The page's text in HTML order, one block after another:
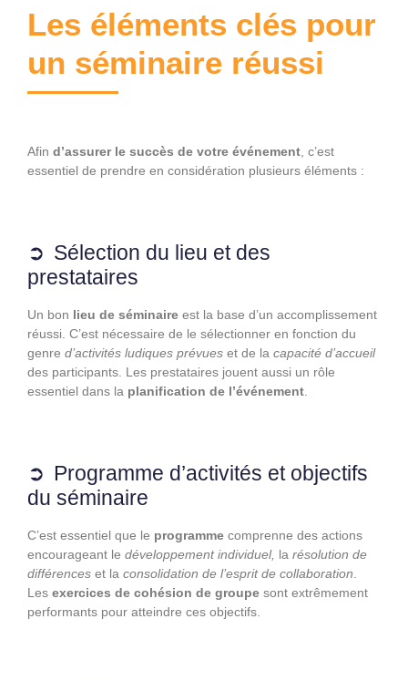
Les éléments clés pour
un séminaire réussi
Afin d’assurer le succès de votre événement , c’est
essentiel de prendre en considération plusieurs éléments :
Sélection du lieu et des
prestataires
Un bon lieu de séminaire est la base d’un accomplissement
réussi. C’est nécessaire de le sélectionner en fonction du
genre d’activités ludiques prévues et de la capacité d’accueil
des participants. Les prestataires jouent aussi un rôle
essentiel dans la planification de l’événement
Programme d’activités et objectifs
du séminaire
C’est essentiel que le programme comprenne des actions
encourageant le développement individuel, la résolution de
différences et la consolidation de l’esprit de collaboration
Les exercices de cohésion de groupe sont extrêmement
performants pour atteindre ces objectifs.